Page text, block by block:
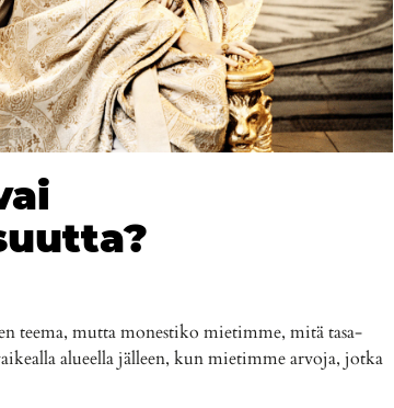
teema, mutta monestiko mietimme, mitä tasa-
alueella jälleen, kun mietimme arvoja, jotka